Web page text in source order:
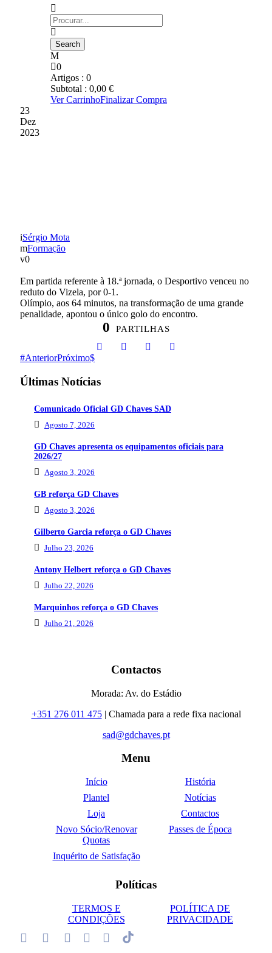
0
Artigos : 0
Subtotal : 0,00 €
Ver CarrinhoFinalizar Compra
23
Dez
2023
Sérgio Mota
Formação
0
Em partida referente à 18.ª jornada, o Desportivo venceu no
reduto do Vizela, por 0-1.
Olímpio, aos 64 minutos, na transformação de uma grande
penalidade, apontou o único golo do encontro.
0 PARTILHAS
AnteriorPróximo
Últimas Notícias
Comunicado Oficial GD Chaves SAD
Agosto 7, 2026
GD Chaves apresenta os equipamentos oficiais para
2026/27
Agosto 3, 2026
GB reforça GD Chaves
Agosto 3, 2026
Gilberto Garcia reforça o GD Chaves
Julho 23, 2026
Antony Helbert reforça o GD Chaves
Julho 22, 2026
Marquinhos reforça o GD Chaves
Julho 21, 2026
Contactos
Morada: Av. do Estádio
+351 276 011 475| Chamada para a rede fixa nacional
sad@gdchaves.pt
Menu
Início
História
Plantel
Notícias
Loja
Contactos
Novo Sócio/Renovar
Quotas
Passes de Época
Inquérito de Satisfação
Políticas
TERMOS E
CONDIÇÕES
POLÍTICA DE
PRIVACIDADE